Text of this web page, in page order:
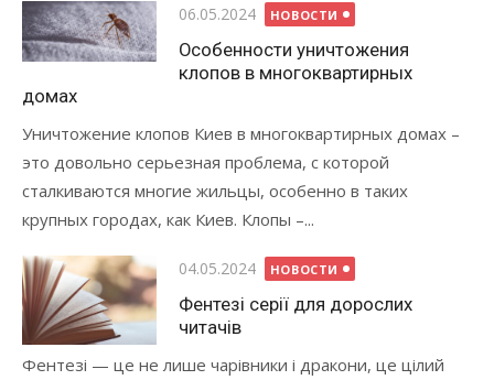
Опубликовано
06.05.2024 НОВОСТИ
Особенности уничтожения
клопов в многоквартирных
домах
Уничтожение клопов Киев в многоквартирных домах –
это довольно серьезная проблема, с которой
сталкиваются многие жильцы, особенно в таких
крупных городах, как Киев. Клопы –...
Опубликовано
04.05.2024 НОВОСТИ
Фентезі серії для дорослих
читачів
Фентезі — це не лише чарівники і дракони, це цілий